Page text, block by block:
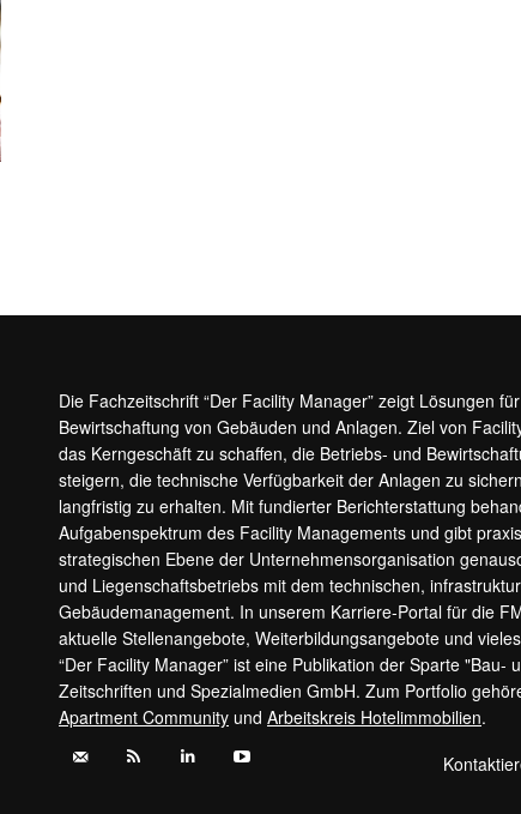
Die Fachzeitschrift “Der Facility Manager” zeigt Lösungen
Bewirtschaftung von Gebäuden und Anlagen. Ziel von
das Kerngeschäft zu schaffen, die Betriebs- und
steigern, die technische Verfügbarkeit der Anlagen zu
langfristig zu erhalten. Mit fundierter Berichterstattung
Aufgabenspektrum des Facility Managements und gibt
strategischen Ebene der Unternehmensorganisation
und Liegenschaftsbetriebs mit dem technischen,
Gebäudemanagement. In unserem Karriere-Portal für die
aktuelle Stellenangebote, Weiterbildungsangebote und
“Der Facility Manager” ist eine Publikation der Sparte "Bau-
Zeitschriften und Spezialmedien GmbH. Zum Portfolio
Apartment Community und Arbeitskreis Hotelimmobilien.